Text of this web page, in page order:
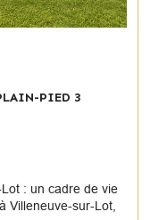
PIED 3
: un cadre de vie
Villeneuve-sur-Lot,